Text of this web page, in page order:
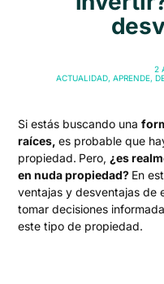
2
ACTUALIDAD, APRENDE,
Si estás buscando una
raíces,es probable que
propiedad. Pero, ¿es
en nuda propiedad? En
ventajas y desventajas de
tomar decisiones
este tipo de propiedad.